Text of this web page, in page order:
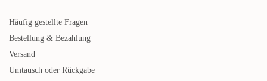
Häufig gestellte Fragen
Bestellung & Bezahlung
Versand
Umtausch oder Rückgabe